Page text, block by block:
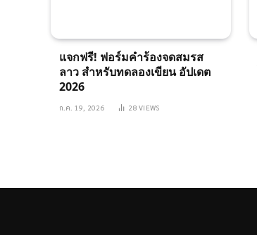
แจกฟรี! ฟอร์มคำร้องจดสมรส
ลาว สำหรับทดลองเขียน อัปเดต
2026
ก.ค. 19, 2026 28VIEWS